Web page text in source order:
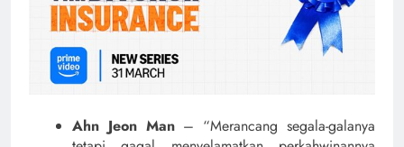
Ahn Jeon Man– “Merancang segala-galanya